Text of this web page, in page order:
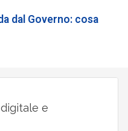
dal Governo: cosa
e